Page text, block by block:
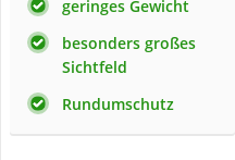
geringes Gewicht
besonders großes
Sichtfeld
Rundumschutz